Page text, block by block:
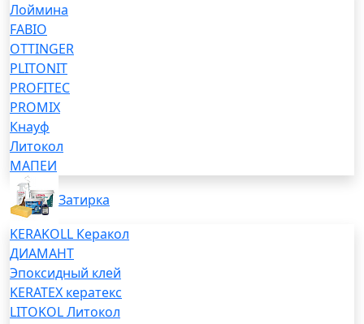
Лоймина
FABIO
OTTINGER
PLITONIT
PROFITEC
PROMIX
Кнауф
Литокол
МАПЕИ
Затирка
KERAKOLL Керакол
ДИАМАНТ
Эпоксидный клей
KERATEX кератекс
LITOKOL Литокол